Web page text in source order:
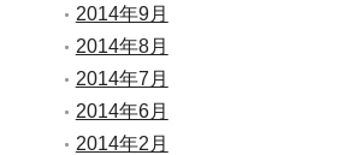
2014年9月
2014年8月
2014年7月
2014年6月
2014年2月